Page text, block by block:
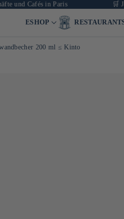
und Cafés in Paris 🛒
ESHOP
200 ml ≤ Kinto